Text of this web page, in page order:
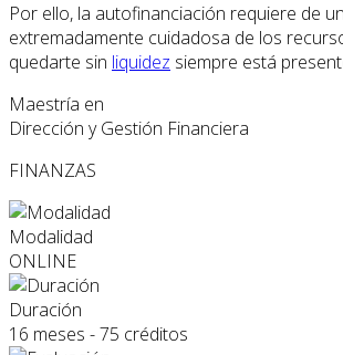
Por ello, la autofinanciación requiere de
extremadamente cuidadosa de los
quedarte sin liquidez siempre está
Maestría en
Dirección y Gestión Financiera
FINANZAS
Modalidad
ONLINE
Duración
16 meses - 75 créditos